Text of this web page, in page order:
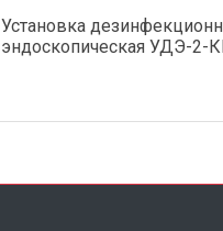
Установка
эндоскопическая УДЭ-2-